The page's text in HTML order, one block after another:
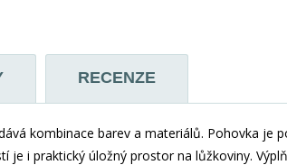
RECENZE
kombinace barev a materiálů. Pohovka je
je i praktický úložný prostor na lůžkoviny.